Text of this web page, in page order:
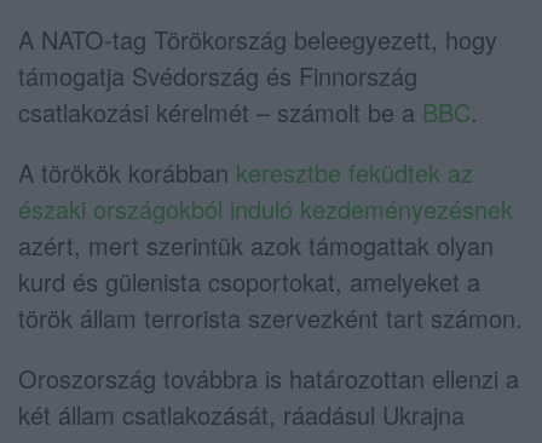
A NATO-tag Törökország beleegyezett, hogy
támogatja Svédország és Finnország
csatlakozási kérelmét – számolt be a BBC.
A törökök korábban keresztbe feküdtek az
északi országokból induló kezdeményezésnek
azért, mert szerintük azok támogattak olyan
kurd és gülenista csoportokat, amelyeket a
török állam terrorista szervezként tart számon.
Oroszország továbbra is határozottan ellenzi a
két állam csatlakozását, ráadásul Ukrajna